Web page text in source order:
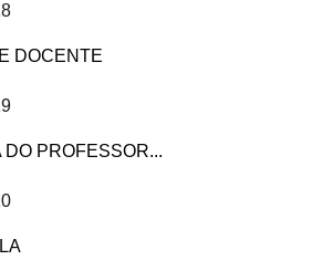
DOCENTE
DO PROFESSOR...